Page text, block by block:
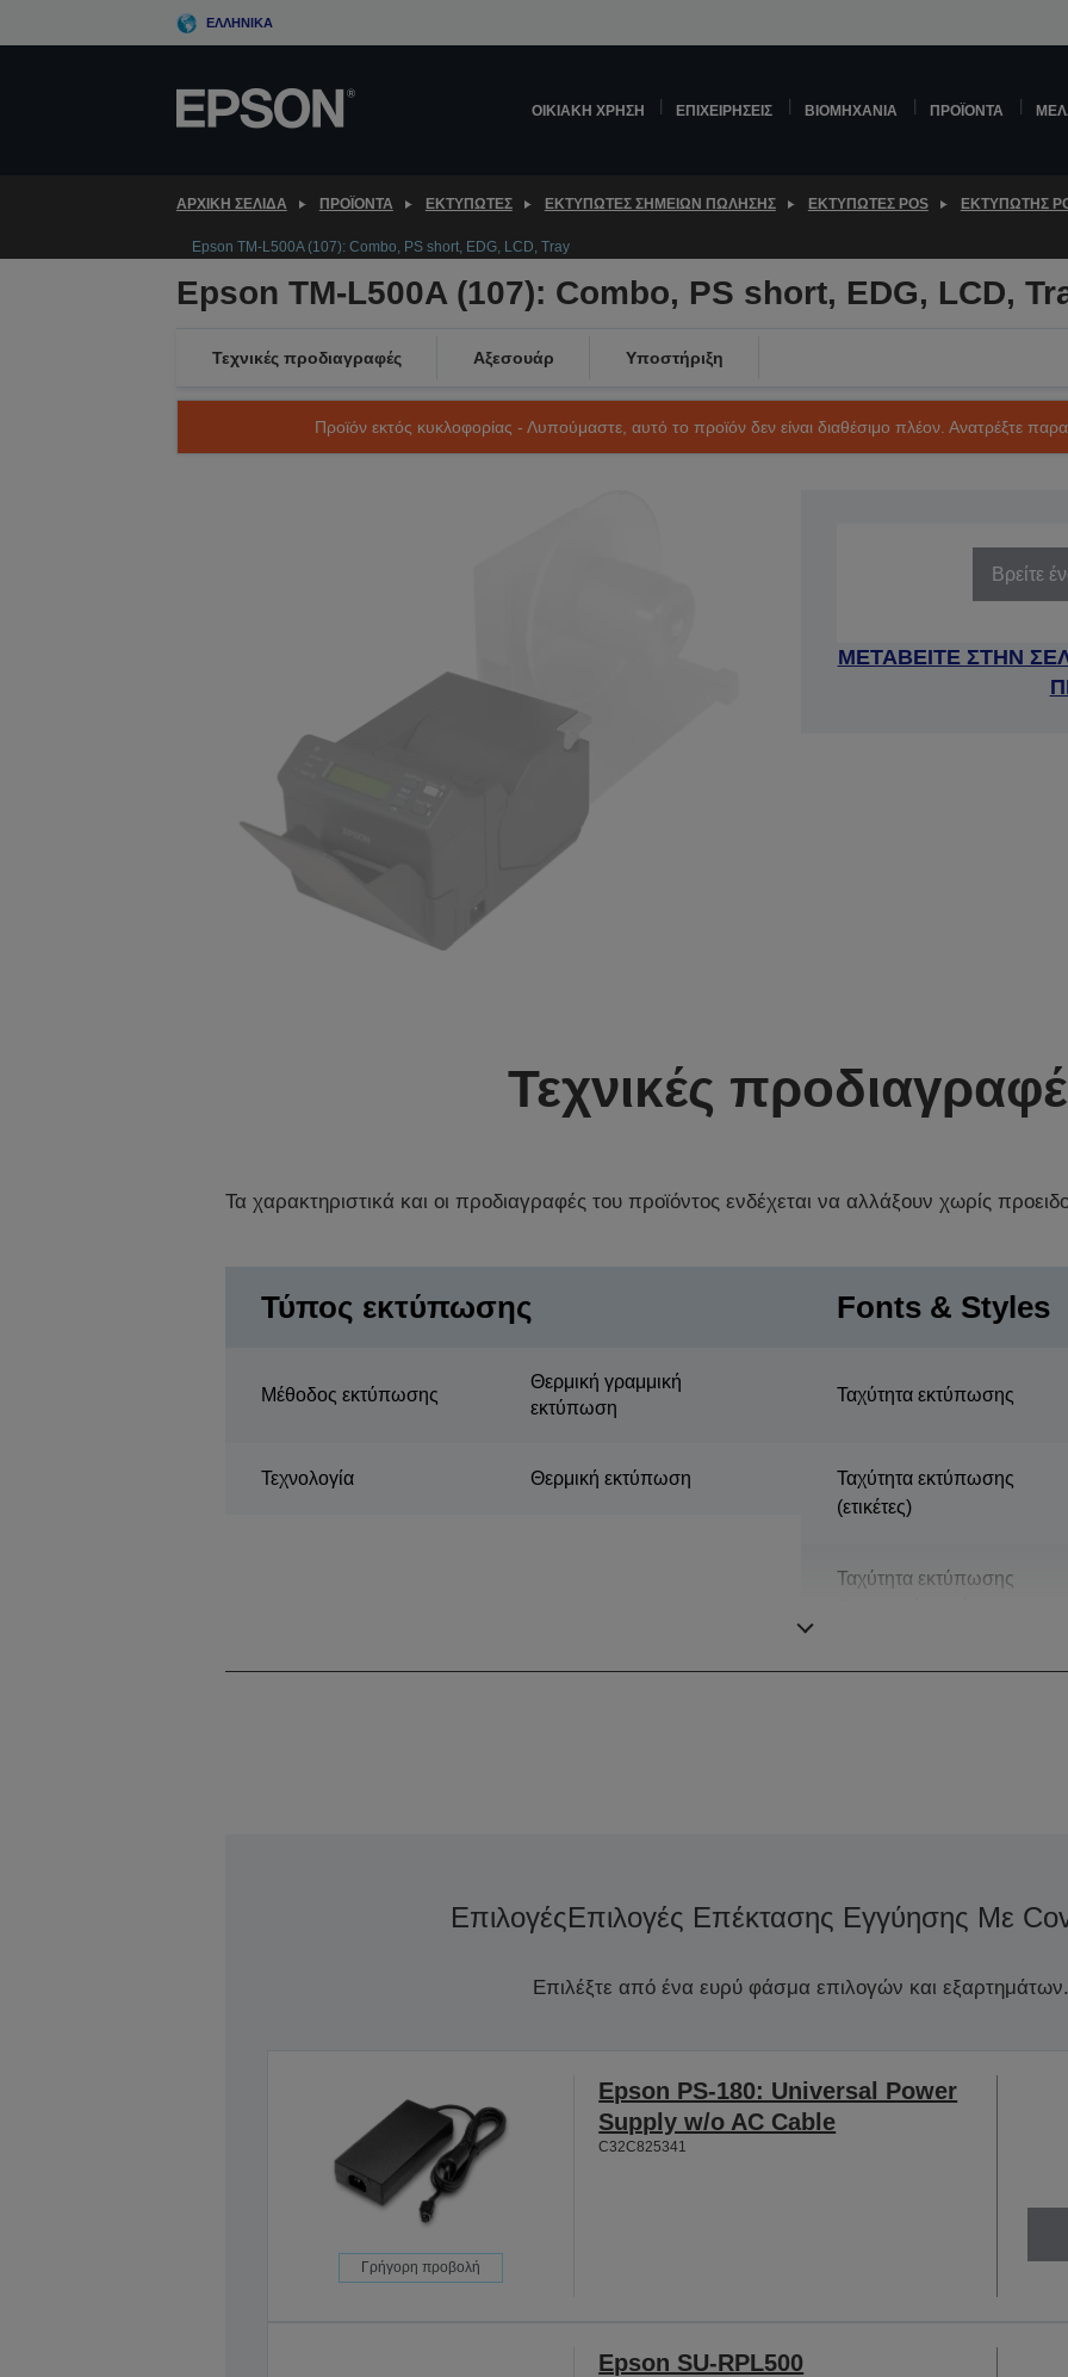
to
ΕΛΛΗΝΙΚΆ
ΟΙΚΙΑΚΉ ΧΡΉΣΗ ΕΠΙΧΕΙΡΉΣΕΙΣ ΒΙΟΜΗΧΑΝΊΑ ΠΡΟΪΌΝΤΑ
ΑΡΧΙΚΗ ΣΕΛΙΔΑ ΠΡΟΪΌΝΤΑ ΕΚΤΥΠΩΤΈΣ ΕΚΤΥΠΩΤΈΣ ΣΗΜΕΊΩΝ ΠΏΛΗΣΗΣ ΕΚΤΥΠΩΤΈΣ POS ΕΚΤΥΠΩΤΉΣ
Epson TM-L500A (107): Combo, PS short, EDG, LCD, Tray
Epson TM-L500A (107): Combo, PS short, EDG, LCD,
Τεχνικές προδιαγραφές Αξεσουάρ Υποστήριξη
Προϊόν εκτός κυκλοφορίας - Λυπούμαστε, αυτό το προϊόν δεν είναι διαθέσιμο πλέον. Ανατρέξτε
Βρείτε
ΜΕΤΑΒΕΙΤΕ ΣΤΗΝ
Τεχνικές
Τα χαρακτηριστικά και οι προδιαγραφές του προϊόντος ενδέχεται να αλλάξουν χωρίς
Τύπος εκτύπωσης
Μέθοδος εκτύπωσης
Θερμική γραμμική
εκτύπωση
Τεχνολογία Θερμική εκτύπωση
Fonts & Styles
Ταχύτητα εκτύπωσης
Ταχύτητα εκτύπωσης
(ετικέτες)
Ταχύτητα εκτύπωσης
ΕπιλογέςΕπιλογές Επέκτασης Εγγύησης Με
Επιλέξτε από ένα ευρύ φάσμα επιλογών και εξαρτημάτων.
Γρήγορη προβολή
Epson PS-180: Universal Power
Supply w/o AC Cable
C32C825341
Epson SU-RPL500